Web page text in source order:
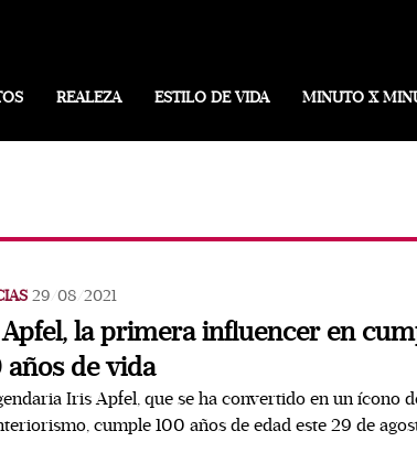
REALEZA ESTILO DE VIDA MINUTO X
29/08/2021
la primera influencer en
años de vida
Iris Apfel, que se ha convertido en un ícono
cumple 100 años de edad este 29 de